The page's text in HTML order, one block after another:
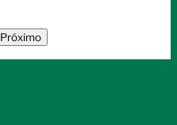
Próximo